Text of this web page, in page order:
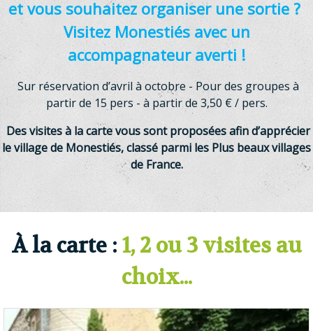
et vous souhaitez organiser une sortie ?
Visitez Monestiés avec un
accompagnateur averti !
Sur réservation d’avril à octobre - Pour des groupes à
partir de 15 pers - à partir de 3,50 € / pers.
Des visites à la carte vous sont proposées afin d’apprécier
le village de Monestiés, classé parmi les Plus beaux villages
de France.
À la carte : 1, 2 ou 3 visites au
choix...